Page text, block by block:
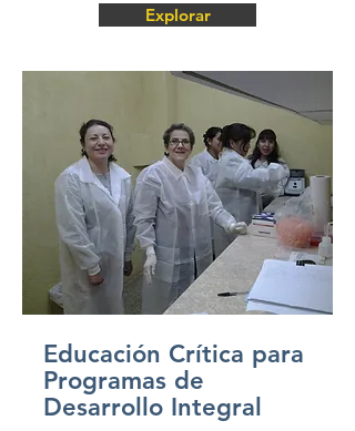
Explorar
Educación Crítica para
Programas de
Desarrollo Integral